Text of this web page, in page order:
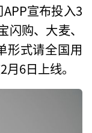
宣布投入3
购、大麦、
形式请全国用
6日上线。